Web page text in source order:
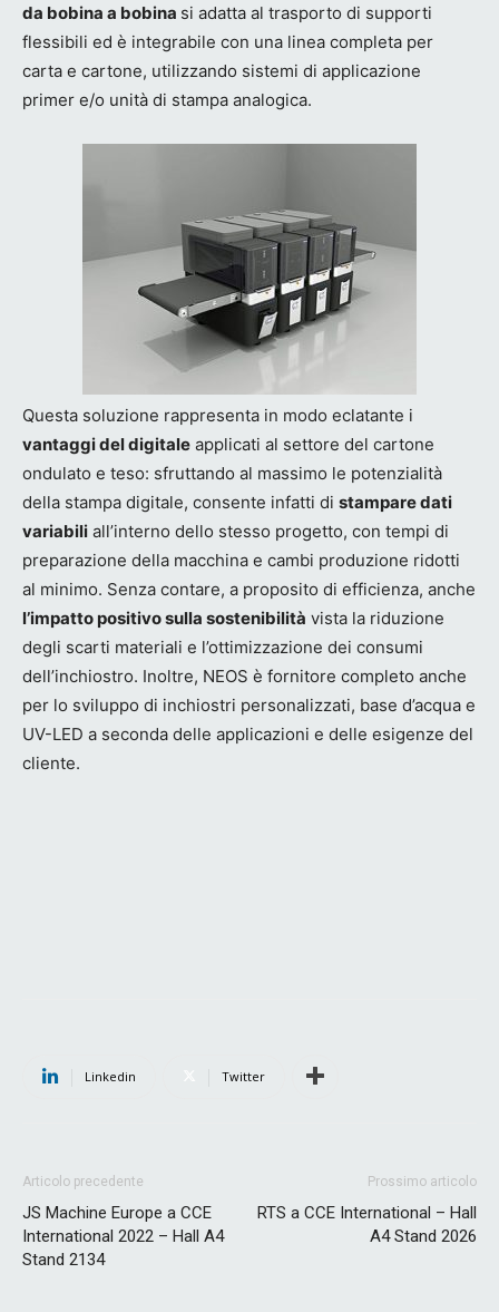
da bobina a bobina si adatta al trasporto di supporti
flessibili ed è integrabile con una linea completa per
carta e cartone, utilizzando sistemi di applicazione
primer e/o unità di stampa analogica.
Questa soluzione rappresenta in modo eclatante i
vantaggi del digitale applicati al settore del cartone
ondulato e teso: sfruttando al massimo le potenzialità
della stampa digitale, consente infatti di stampare dati
variabili all’interno dello stesso progetto, con tempi di
preparazione della macchina e cambi produzione ridotti
al minimo. Senza contare, a proposito di efficienza, anche
l’impatto positivo sulla sostenibilità vista la riduzione
degli scarti materiali e l’ottimizzazione dei consumi
dell’inchiostro. Inoltre, NEOS è fornitore completo anche
per lo sviluppo di inchiostri personalizzati, base d’acqua e
UV-LED a seconda delle applicazioni e delle esigenze del
cliente.
Linkedin Twitter
Articolo precedente
JS Machine Europe a CCE
International 2022 – Hall A4
Stand 2134
Prossimo articolo
RTS a CCE International – Hall
A4 Stand 2026